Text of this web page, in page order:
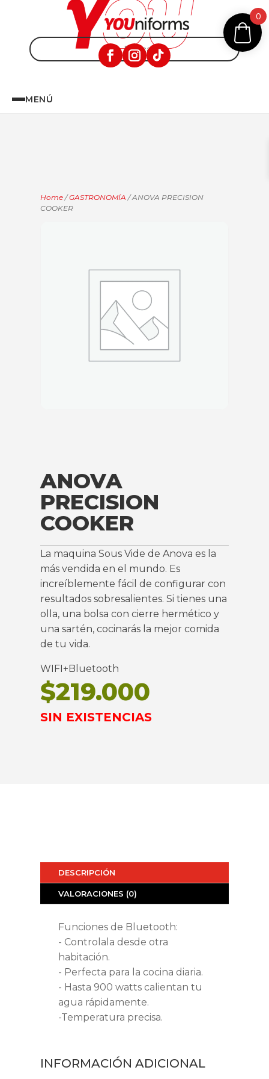
MENÚ
Home /GASTRONOMÍA / ANOVA PRECISION
COOKER
ANOVA
PRECISION
COOKER
La maquina Sous Vide de Anova es la
más vendida en el mundo. Es
increíblemente fácil de configurar con
resultados sobresalientes. Si tienes una
olla, una bolsa con cierre hermético y
una sartén, cocinarás la mejor comida
de tu vida.
WIFI+Bluetooth
$219.000
SIN EXISTENCIAS
DESCRIPCIÓN
VALORACIONES (0)
Funciones de Bluetooth:
- Controlala desde otra
habitación.
- Perfecta para la cocina diaria.
- Hasta 900 watts calientan tu
agua rápidamente.
-Temperatura precisa.
INFORMACIÓN ADICIONAL
0